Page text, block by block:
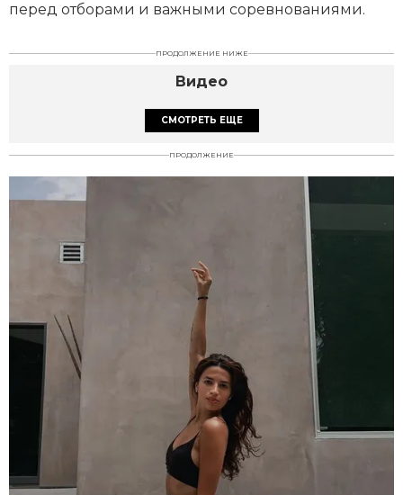
перед отборами и важными соревнованиями.
ПРОДОЛЖЕНИЕ НИЖЕ
Видео
СМОТРЕТЬ ЕЩЕ
ПРОДОЛЖЕНИЕ